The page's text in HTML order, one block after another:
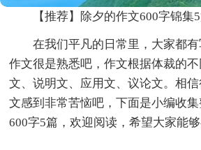
【推荐】除夕的作文600字锦集
在我们平凡的日常里，大家都
作文很是熟悉吧，作文根据体裁的
文、说明文、应用文、议论文。相
文感到非常苦恼吧，下面是小编收
600字5篇，欢迎阅读，希望大家能够